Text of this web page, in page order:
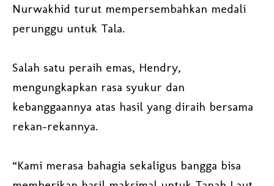
Nurwakhid turut mempersembahkan medali
perunggu untuk Tala.
Salah satu peraih emas, Hendry,
mengungkapkan rasa syukur dan
kebanggaannya atas hasil yang diraih bersama
rekan-rekannya.
“Kami merasa bahagia sekaligus bangga bisa